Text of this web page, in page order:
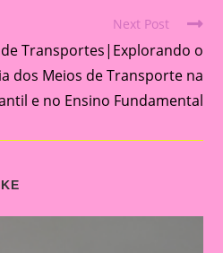
Next Post
Transportes|Explorando o
dos Meios de Transporte na
e no Ensino Fundamental